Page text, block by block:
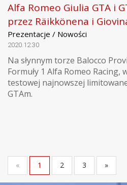
Alfa Romeo Giulia GTA i
przez Räikkönena i
Prezentacje / Nowości
2020.12.30
Na słynnym torze Balocco
Formuły 1 Alfa Romeo Racing,
testowej najnowszej
GTAm.
« 1 2 3 »